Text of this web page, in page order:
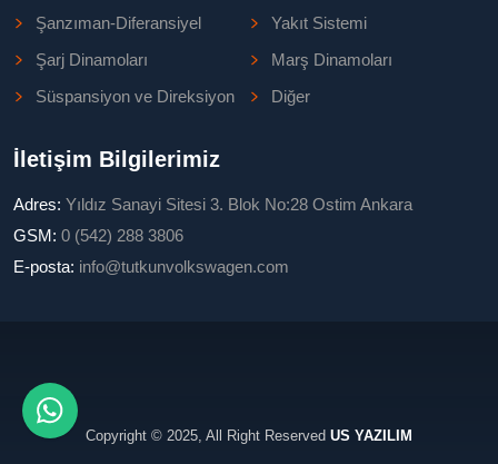
Şanzıman-Diferansiyel
Yakıt Sistemi
Şarj Dinamoları
Marş Dinamoları
Süspansiyon ve Direksiyon
Diğer
İletişim Bilgilerimiz
Adres: Yıldız Sanayi Sitesi 3. Blok No:28 Ostim Ankara
GSM: 0 (542) 288 3806
E-posta: info@tutkunvolkswagen.com
Copyright © 2025, All Right Reserved US YAZILIM